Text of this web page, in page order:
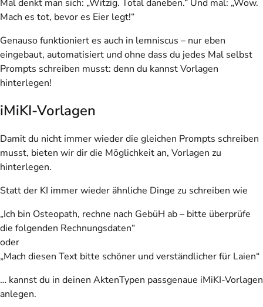
Mal denkt man sich: „Witzig. Total daneben.“ Und mal: „Wow.
Mach es tot, bevor es Eier legt!“
Genauso funktioniert es auch in lemniscus – nur eben
eingebaut, automatisiert und ohne dass du jedes Mal selbst
Prompts schreiben musst: denn du kannst Vorlagen
hinterlegen!
iMiKI-Vorlagen
Damit du nicht immer wieder die gleichen Prompts schreiben
musst, bieten wir dir die Möglichkeit an, Vorlagen zu
hinterlegen.
Statt der KI immer wieder ähnliche Dinge zu schreiben wie
„Ich bin Osteopath, rechne nach GebüH ab – bitte überprüfe
die folgenden Rechnungsdaten“
oder
„Mach diesen Text bitte schöner und verständlicher für Laien“
… kannst du in deinen AktenTypen passgenaue iMiKI-Vorlagen
anlegen.